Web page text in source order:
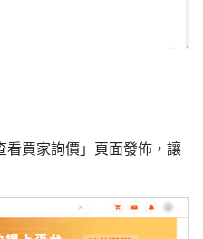
看買家詢價」頁面發佈 ，讓